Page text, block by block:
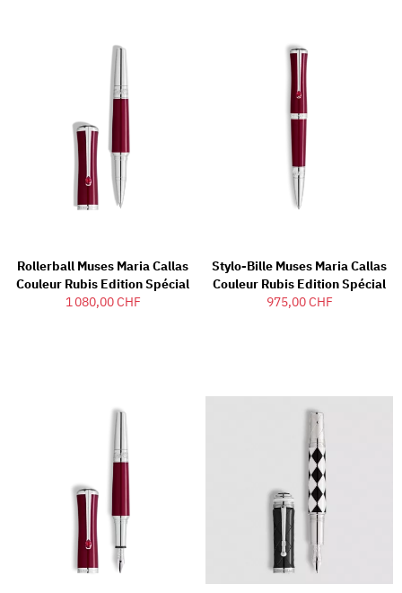
Rollerball Muses Maria Callas
Couleur Rubis Edition Spécial
1 080,00 CHF
Stylo-Bille Muses Maria Callas
Couleur Rubis Edition Spécial
975,00 CHF